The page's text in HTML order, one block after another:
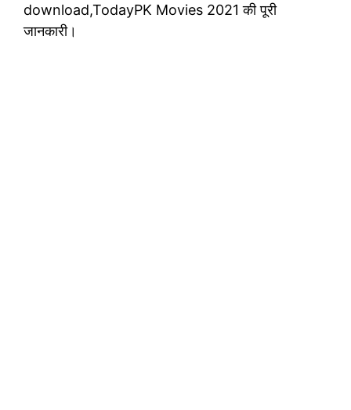
download,TodayPK Movies 2021 की पूरी
जानकारी।